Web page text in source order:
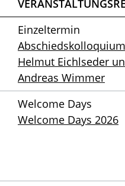
Einzeltermin
Abschiedskolloquium
Helmut Eichlseder
Andreas Wimmer
Welcome Days
Welcome Days 2026